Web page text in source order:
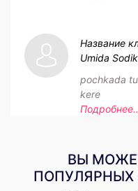
Название
Umida
pochkada
kere
ВЫ
ПОПУЛЯРНЫХ